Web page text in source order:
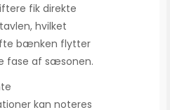
fik direkte
hvilket
bænken flytter
fase af sæsonen.
kan noteres